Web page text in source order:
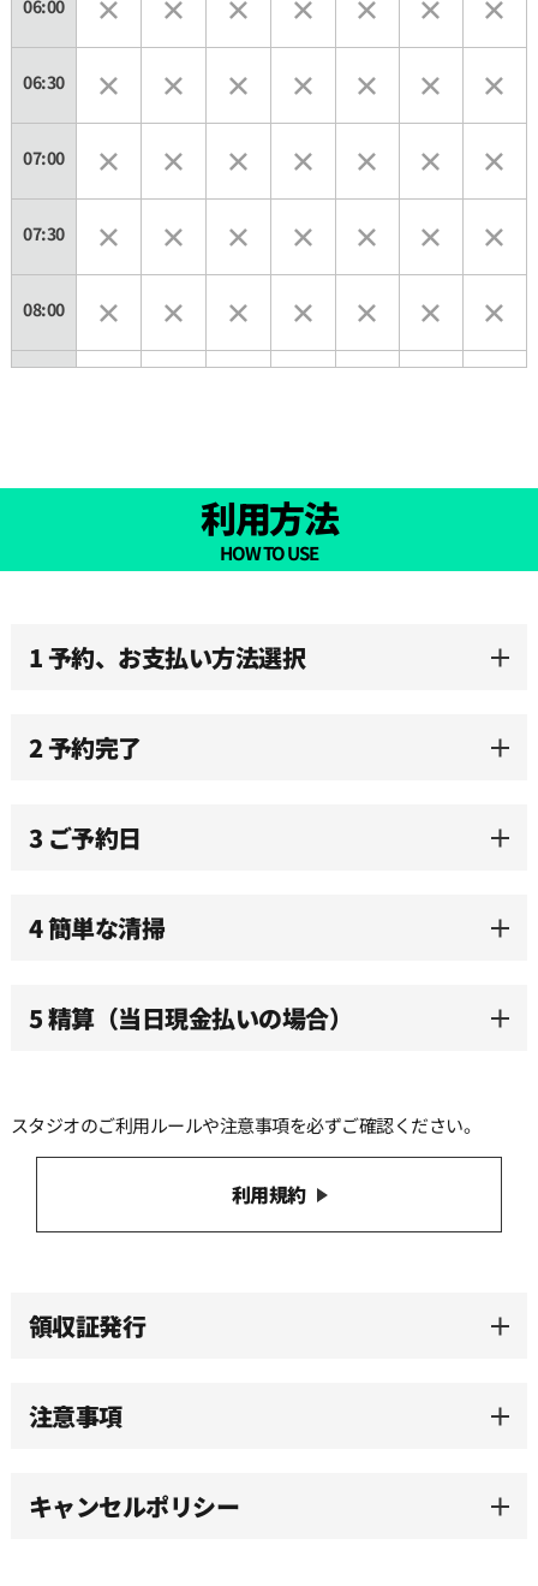
06:00
06:30
07:00
07:30
08:00
11:00
11:30
12:00
16:00
利用方法
HOW TO USE
1 予約、お支払い方法選択
2 予約完了
3 ご予約日
4 簡単な清掃
5 精算（当日現金払いの場合）
スタジオのご利用ルールや注意事項を必ずご確認ください。
利用規約
領収証発行
注意事項
キャンセルポリシー